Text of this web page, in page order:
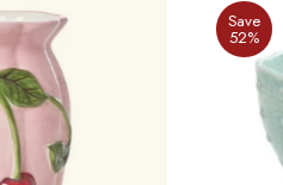
Save
52%